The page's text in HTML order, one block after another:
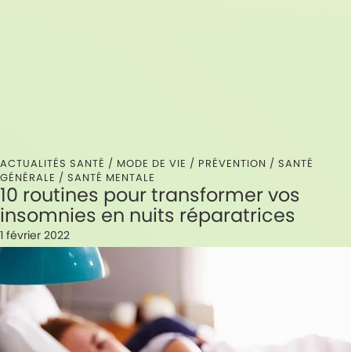
ACTUALITÉS SANTÉ / MODE DE VIE / PRÉVENTION / SANTÉ
GÉNÉRALE / SANTÉ MENTALE
10 routines pour transformer vos
insomnies en nuits réparatrices
1 février 2022